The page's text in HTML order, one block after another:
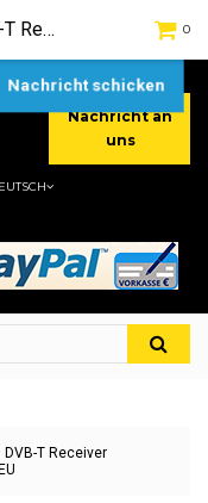
[+49] (0) 2232-5205
[+49] (0) 177 / 4080033
Nachricht an
uns
0
DVB-T Receiver
Autoverwertung ErsatzteileDVB-T Receiver Mercedes Benz S-Klasse W220 DTR-1203EUHier gibt es viele Autoersatzteile, günstigen Preise, gute Qualität
Nachricht schicken